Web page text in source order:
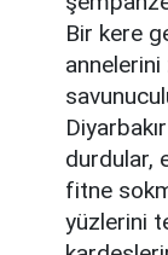
Bir kere
durdular,
fitne
yüzlerini